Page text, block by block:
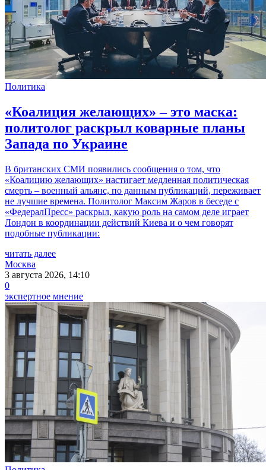
Политика
«Коалиция желающих» – это маска:
политолог раскрыл коварные планы
Запада по Украине
В британских СМИ появились сообщения о том, что
«Коалицию желающих» настигает медленная политическая
смерть – военный альянс, по данным публикаций, переживает
не лучшие времена. Политолог Максим Жаров в беседе с
«ФедералПресс» раскрыл, какую роль на самом деле играет
Лондон в координации действий Киева и о чем говорят
подобные публикации:
читать далее
Москва
3 августа 2026, 14:10
0
экспертное мнение